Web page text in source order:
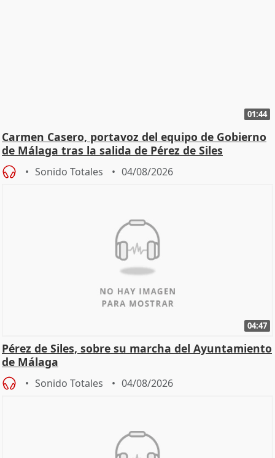
01:44
Carmen Casero, portavoz del equipo de Gobierno
de Málaga tras la salida de Pérez de Siles
Sonido Totales 04/08/2026
04:47
Pérez de Siles, sobre su marcha del Ayuntamiento
de Málaga
Sonido Totales 04/08/2026